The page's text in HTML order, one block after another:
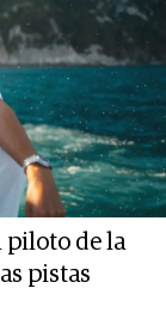
piloto de la
pistas